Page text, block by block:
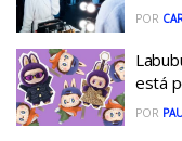
POR
está
POR